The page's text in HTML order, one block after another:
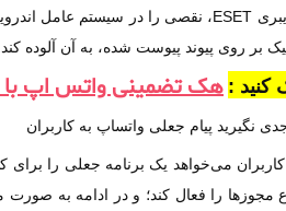
بر روی پیوند پیوست شده، به آن آلوده کند.
کنید : هک تضمینی واتس اپ با
نگیرید پیام جعلی واتساپ به کاربران